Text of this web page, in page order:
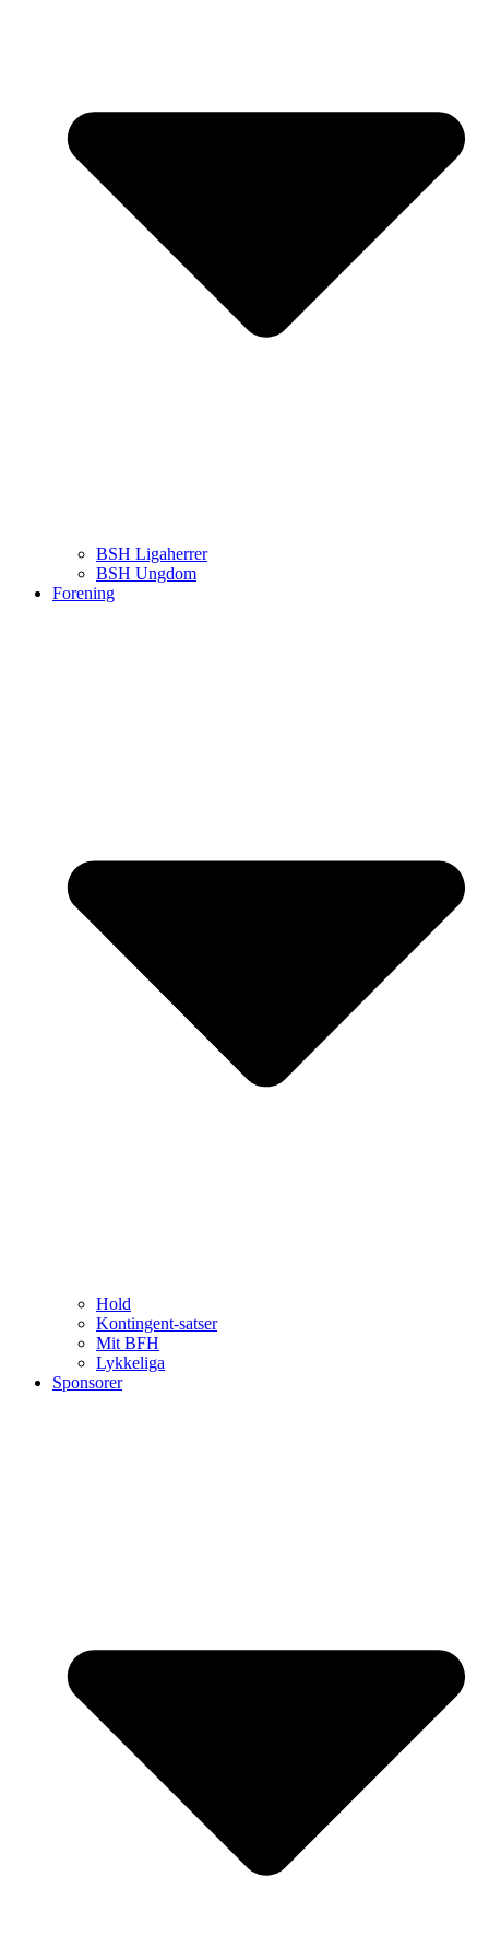
BSH Ligaherrer
BSH Ungdom
Forening
Hold
Kontingent-satser
Mit BFH
Lykkeliga
Sponsorer